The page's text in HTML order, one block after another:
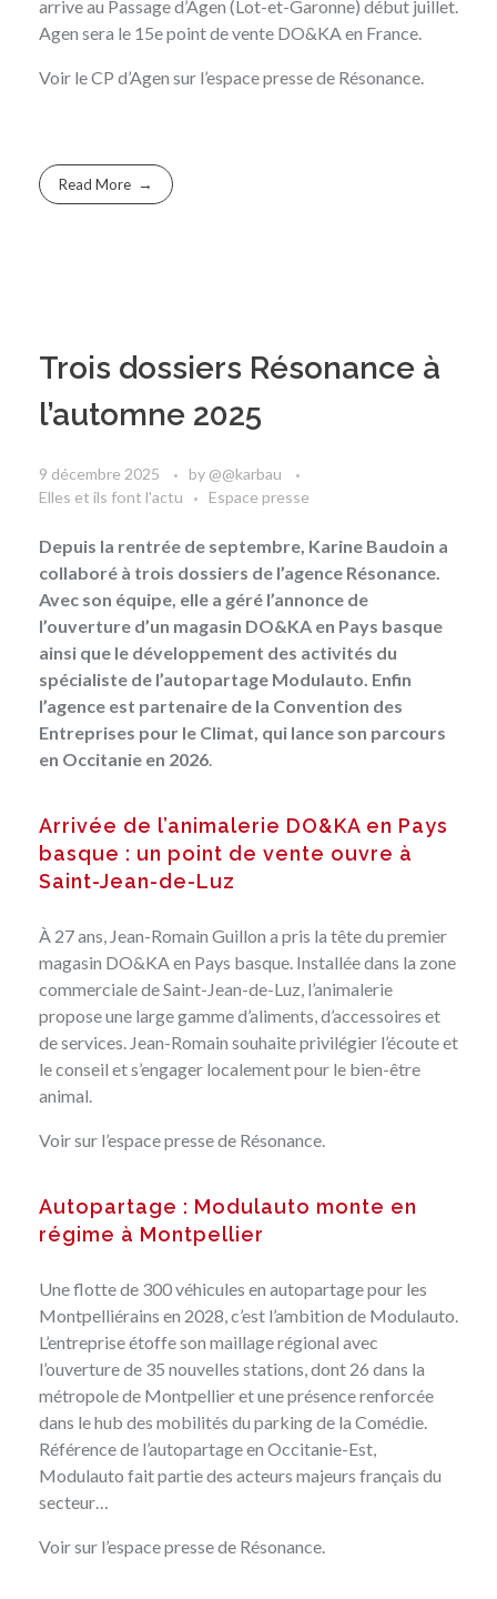
arrive au Passage d’Agen (Lot-et-Garonne) début juillet.
Agen sera le 15e point de vente DO&KA en France.
Voir le CP d’Agen sur l’espace presse de Résonance
Read More
Trois dossiers Résonance à
l’automne 2025
9 décembre 2025 by @@karbau
Elles et ils font l'actu
Espace presse
Depuis la rentrée de septembre, Karine Baudoin a
collaboré à trois dossiers de l’agence Résonance.
Avec son équipe, elle a géré l’annonce de
l’ouverture d’un magasin DO&KA en Pays basque
ainsi que le développement des activités du
spécialiste de l’autopartage Modulauto. Enfin
l’agence est partenaire de la Convention des
Entreprises pour le Climat, qui lance son parcours
en Occitanie en 2026.
Arrivée de l’animalerie DO&KA en Pays
basque : un point de vente ouvre à
Saint-Jean-de-Luz
À 27 ans, Jean-Romain Guillon a pris la tête du premier
magasin DO&KA en Pays basque. Installée dans la zone
commerciale de Saint-Jean-de-Luz, l’animalerie
propose une large gamme d’aliments, d’accessoires et
de services. Jean-Romain souhaite privilégier l’écoute et
le conseil et s’engager localement pour le bien-être
animal.
Voir sur l’espace pressede Résonance.
Autopartage : Modulauto monte en
régime à Montpellier
Une flotte de 300 véhicules en autopartage pour les
Montpelliérains en 2028, c’est l’ambition de Modulauto.
L’entreprise étoffe son maillage régional avec
l’ouverture de 35 nouvelles stations, dont 26 dans la
métropole de Montpellier et une présence renforcée
dans le hub des mobilités du parking de la Comédie.
Référence de l’autopartage en Occitanie-Est,
Modulauto fait partie des acteurs majeurs français du
secteur…
Voir sur l’espace pressede Résonance.